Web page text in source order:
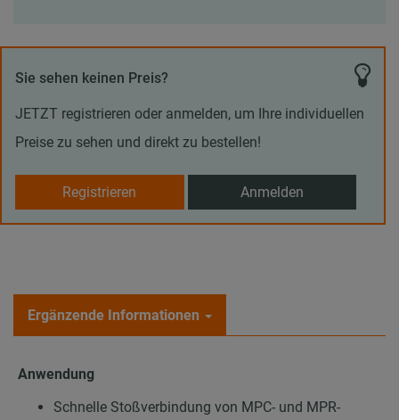
Sie sehen keinen Preis?
JETZT registrieren oder anmelden, um Ihre individuellen
Preise zu sehen und direkt zu bestellen!
Registrieren Anmelden
Ergänzende Informationen
Anwendung
Schnelle Stoßverbindung von MPC- und MPR-